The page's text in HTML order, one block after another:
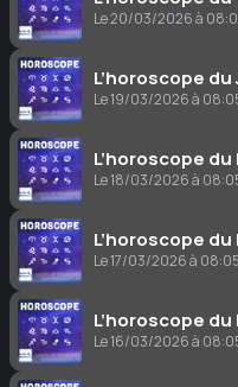
Le 20/03/2026 à
L’horoscope du
Le 19/03/2026 à
L’horoscope du
Le 18/03/2026 à
L’horoscope du
Le 17/03/2026 à 08:05
L’horoscope du
Le 16/03/2026 à